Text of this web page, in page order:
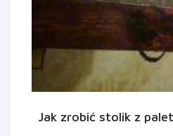
Jak zrobić stolik z